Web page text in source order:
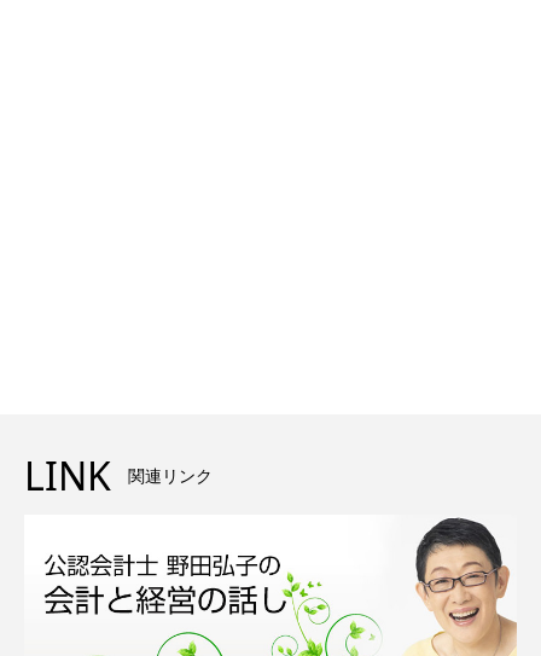
LINK 関連リンク